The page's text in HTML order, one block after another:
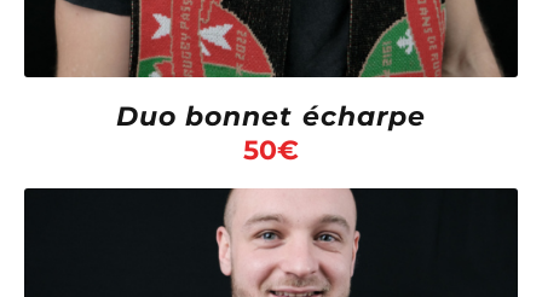
Duo bonnet écharpe
50€